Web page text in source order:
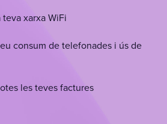
xarxa WiFi
consum de telefonades i ús de
les teves factures